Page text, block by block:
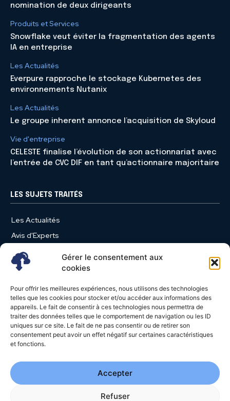
Gérer le consentement aux
cookies
Pour offrir les meilleures expériences, nous utilisons des technologies
telles que les cookies pour stocker et/ou accéder aux informations des
appareils. Le fait de consentir à ces technologies nous permettra de
traiter des données telles que le comportement de navigation ou les ID
uniques sur ce site. Le fait de ne pas consentir ou de retirer son
consentement peut avoir un effet négatif sur certaines caractéristiques
et fonctions.
Accepter
Refuser
nomination de deux dirigeants
Produits et Services
Snowflake veut éviter la fragmentation des agents
IA en entreprise
Les Actualités
Everpure rapproche le stockage Kubernetes des
environnements Nutanix
Les Actualités
Le groupe inherent annonce l’acquisition de Skyloud
Vie d'entreprise
CELESTE finalise l’évolution de son actionnariat avec
l’entrée de CVC DIF en tant qu’actionnaire majoritaire
LES SUJETS TRAITÉS
Les Actualités
Avis d'Experts
Produits et Services
Vie d'entreprise
Nominations
Études
Évènements
Video News